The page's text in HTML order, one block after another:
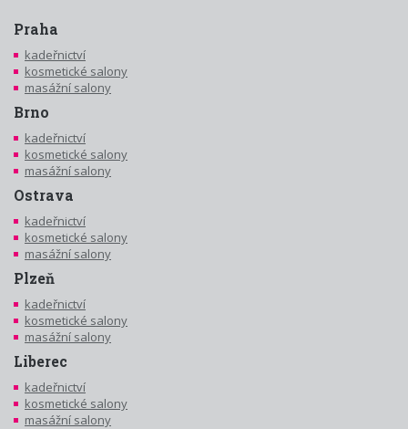
Praha
kadeřnictví
kosmetické salony
masážní salony
Brno
kadeřnictví
kosmetické salony
masážní salony
Ostrava
kadeřnictví
kosmetické salony
masážní salony
Plzeň
kadeřnictví
kosmetické salony
masážní salony
Liberec
kadeřnictví
kosmetické salony
masážní salony